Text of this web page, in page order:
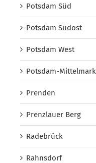
Potsdam Süd
Potsdam Südost
Potsdam West
Potsdam-Mittelmark
Prenden
Prenzlauer Berg
Radebrück
Rahnsdorf